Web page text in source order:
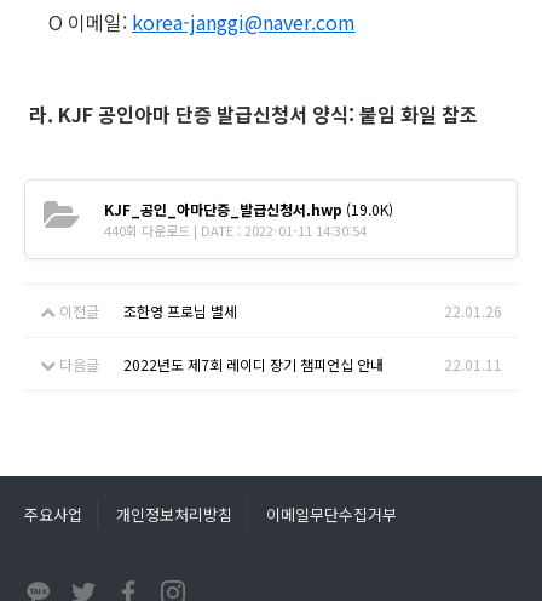
O 이메일: korea-janggi@naver.com
라. KJF 공인아마 단증 발급신청서 양식: 붙임 화일 참조
KJF_공인_아마단증_발급신청서.hwp (19.0K)
440회 다운로드 | DATE : 2022-01-11 14:30:54
이전글 조한영 프로님 별세 22.01.26
다음글 2022년도 제7회 레이디 장기 챔피언십 안내 22.01.11
주요사업 개인정보처리방침 이메일무단수집거부